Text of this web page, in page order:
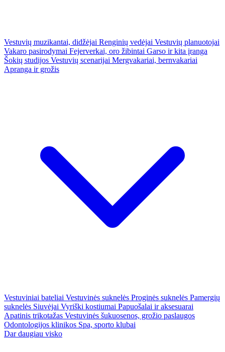
Vestuvių muzikantai, didžėjai Renginių vedėjai Vestuvių planuotojai
Vakaro pasirodymai Fejerverkai, oro žibintai Garso ir kita įranga
Šokių studijos Vestuvių scenarijai Mergvakariai, bernvakariai
Apranga ir grožis
Vestuviniai bateliai Vestuvinės suknelės Proginės suknelės Pamergių
suknelės Siuvėjai Vyriški kostiumai Papuošalai ir aksesuarai
Apatinis trikotažas Vestuvinės šukuosenos, grožio paslaugos
Odontologijos klinikos Spa, sporto klubai
Dar daugiau visko